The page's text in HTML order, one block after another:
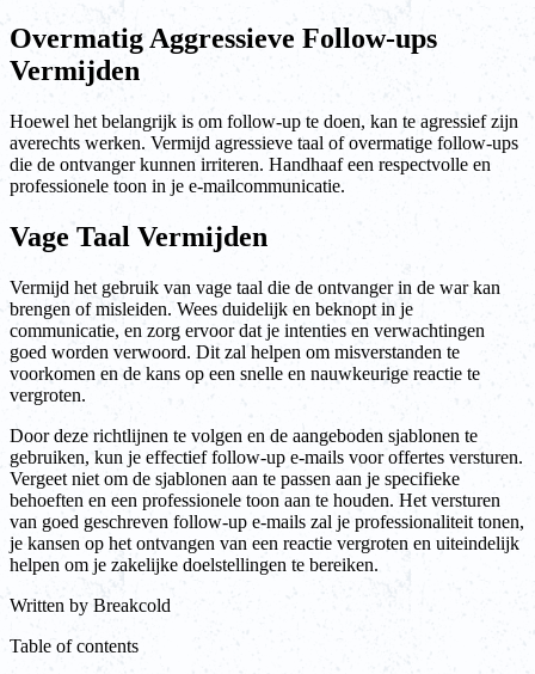
Overmatig Aggressieve Follow-ups
Vermijden
Hoewel het belangrijk is om follow-up te doen, kan te agressief zijn
averechts werken. Vermijd agressieve taal of overmatige follow-ups
die de ontvanger kunnen irriteren. Handhaaf een respectvolle en
professionele toon in je e-mailcommunicatie.
Vage Taal Vermijden
Vermijd het gebruik van vage taal die de ontvanger in de war kan
brengen of misleiden. Wees duidelijk en beknopt in je
communicatie, en zorg ervoor dat je intenties en verwachtingen
goed worden verwoord. Dit zal helpen om misverstanden te
voorkomen en de kans op een snelle en nauwkeurige reactie te
vergroten.
Door deze richtlijnen te volgen en de aangeboden sjablonen te
gebruiken, kun je effectief follow-up e-mails voor offertes versturen.
Vergeet niet om de sjablonen aan te passen aan je specifieke
behoeften en een professionele toon aan te houden. Het versturen
van goed geschreven follow-up e-mails zal je professionaliteit tonen,
je kansen op het ontvangen van een reactie vergroten en uiteindelijk
helpen om je zakelijke doelstellingen te bereiken.
Written by Breakcold
Table of contents